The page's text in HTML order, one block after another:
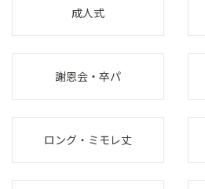
成人式
謝恩会・卒パ
ロング・ミモレ丈